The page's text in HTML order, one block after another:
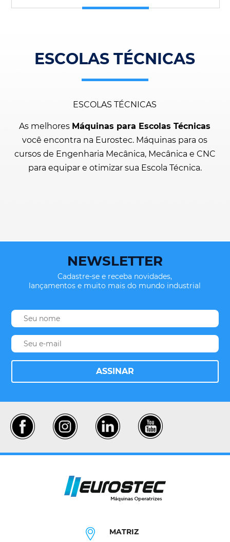
ESCOLAS TÉCNICAS
ESCOLAS TÉCNICAS
As melhores Máquinas para Escolas Técnicas
você encontra na Eurostec. Máquinas para os
cursos de Engenharia Mecânica, Mecânica e CNC
para equipar e otimizar sua Escola Técnica.
NEWSLETTER
Cadastre-se e receba novidades,
lançamentos e muito mais do mundo industrial
ASSINAR
MATRIZ